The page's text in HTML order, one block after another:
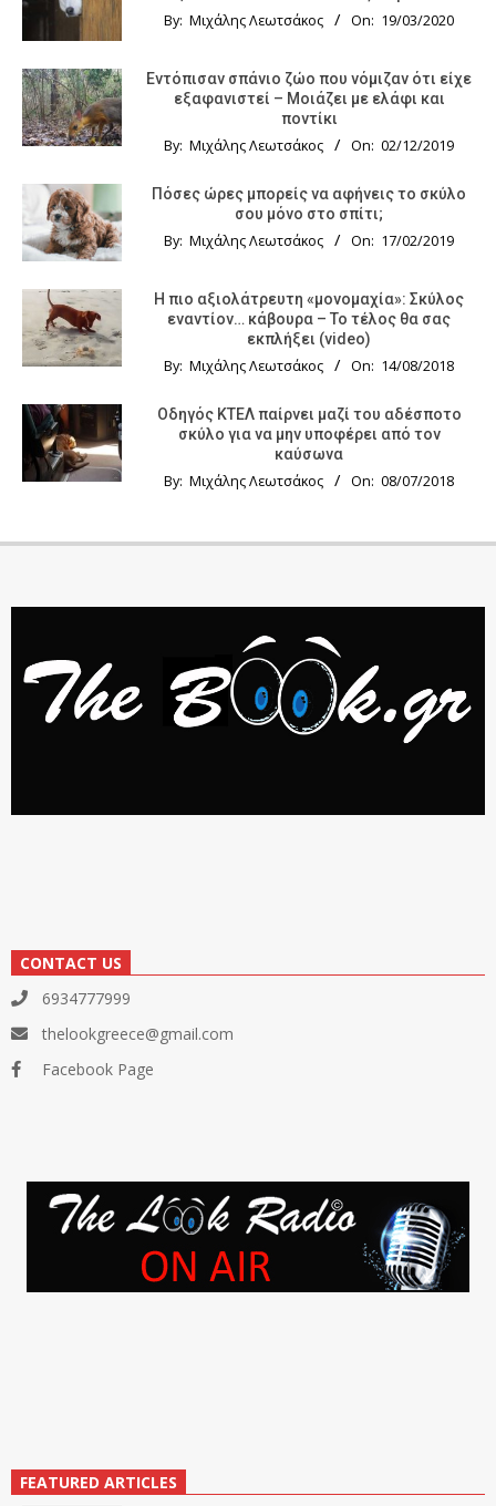
By: Μιχάλης Λεωτσάκος On: 19/03/2020
Εντόπισαν σπάνιο ζώο που νόμιζαν ότι είχε
εξαφανιστεί – Μοιάζει με ελάφι και
ποντίκι
By: Μιχάλης Λεωτσάκος On: 02/12/2019
Πόσες ώρες μπορείς να αφήνεις το σκύλο
σου μόνο στο σπίτι;
By: Μιχάλης Λεωτσάκος On: 17/02/2019
Η πιο αξιολάτρευτη «μονομαχία»: Σκύλος
εναντίον… κάβουρα – Το τέλος θα σας
εκπλήξει (video)
By: Μιχάλης Λεωτσάκος On: 14/08/2018
Οδηγός KTΕΛ παίρνει μαζί του αδέσποτο
σκύλο για να μην υποφέρει από τον
καύσωνα
By: Μιχάλης Λεωτσάκος On: 08/07/2018
CONTACT US
6934777999
thelookgreece@gmail.com
Facebook Page
FEATURED ARTICLES